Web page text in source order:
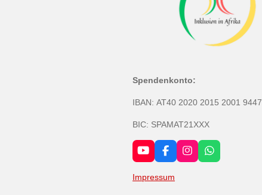
Spendenkonto:
IBAN: AT40 2020 2015 2001 9447
BIC: SPAMAT21XXX
Y
o
u
T
F
a
c
e
I
n
W
h
Impressum